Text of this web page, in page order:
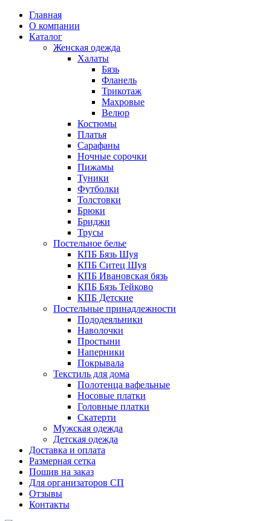
Главная
О компании
Каталог
Женская одежда
Халаты
Бязь
Фланель
Трикотаж
Махровые
Велюр
Костюмы
Платья
Сарафаны
Ночные сорочки
Пижамы
Туники
Футболки
Толстовки
Брюки
Бриджи
Трусы
Постельное белье
КПБ Бязь Шуя
КПБ Ситец Шуя
КПБ Ивановская бязь
КПБ Бязь Тейково
КПБ Детские
Постельные принадлежности
Пододеяльники
Наволочки
Простыни
Наперники
Покрывала
Текстиль для дома
Полотенца вафельные
Носовые платки
Головные платки
Скатерти
Мужская одежда
Детская одежда
Доставка и оплата
Размерная сетка
Пошив на заказ
Для организаторов СП
Отзывы
Контакты